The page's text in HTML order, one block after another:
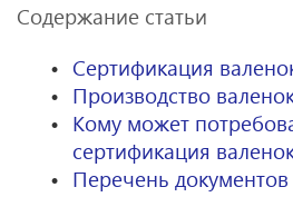
Содержание статьи
Сертификация
Производство
Кому может
сертификация
Перечень